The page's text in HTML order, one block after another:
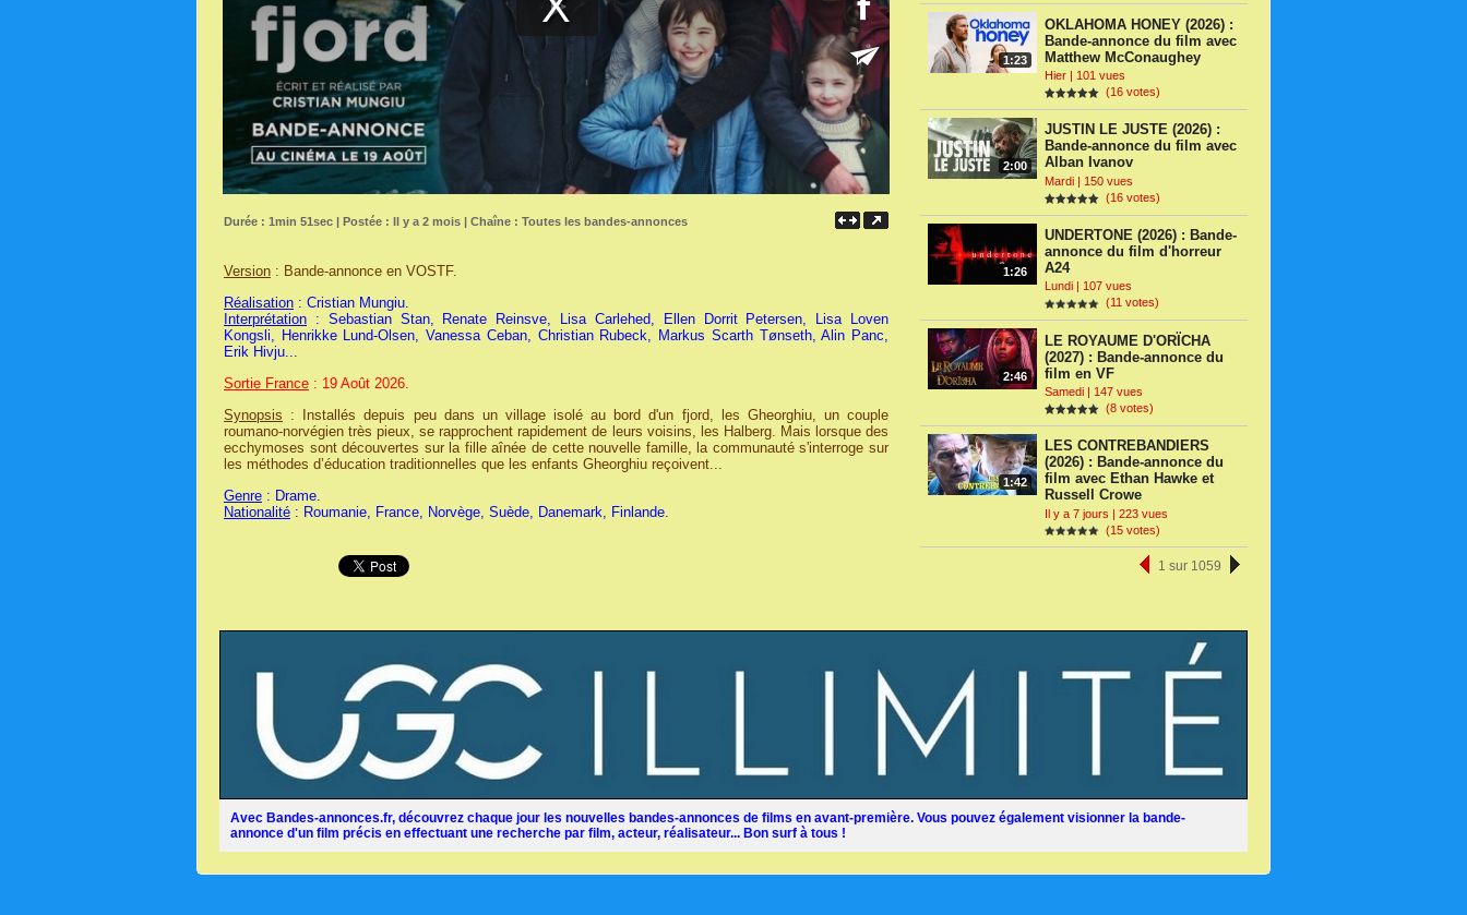
1:23
OKLAHOMA HONEY (2026) :
Bande-annonce du film avec
Matthew McConaughey
Hier | 101 vues
(16 votes)
2:00
JUSTIN LE JUSTE (2026) :
Bande-annonce du film avec
Alban Ivanov
Mardi | 150 vues
(16 votes)
1:26
UNDERTONE (2026) : Bande-
annonce du film d'horreur
A24
Lundi | 107 vues
(11 votes)
2:46
LE ROYAUME D'ORÏCHA
(2027) : Bande-annonce du
film en VF
Samedi | 147 vues
(8 votes)
1:42
LES CONTREBANDIERS
(2026) : Bande-annonce du
film avec Ethan Hawke et
Russell Crowe
Il y a 7 jours | 223 vues
(15 votes)
1 sur 1059
Durée : 1min 51sec | Postée : Il y a 2 mois | Chaîne : Toutes les bandes-annonces
Version : Bande-annonce en VOSTF.
Réalisation : Cristian Mungiu.
Interprétation : Sebastian Stan, Renate Reinsve, Lisa Carlehed, Ellen Dorrit Petersen, Lisa Loven
Kongsli, Henrikke Lund-Olsen, Vanessa Ceban, Christian Rubeck, Markus Scarth Tønseth, Alin Panc,
Erik Hivju...
Sortie France : 19 Août 2026.
Synopsis : Installés depuis peu dans un village isolé au bord d'un fjord, les Gheorghiu, un couple
roumano-norvégien très pieux, se rapprochent rapidement de leurs voisins, les Halberg. Mais lorsque des
ecchymoses sont découvertes sur la fille aînée de cette nouvelle famille, la communauté s'interroge sur
les méthodes d’éducation traditionnelles que les enfants Gheorghiu reçoivent...
Genre : Drame.
Nationalité : Roumanie, France, Norvège, Suède, Danemark, Finlande.
Avec Bandes-annonces.fr, découvrez chaque jour les nouvelles bandes-annonces de films en avant-première. Vous pouvez également visionner la bande-
annonce d'un film précis en effectuant une recherche par film, acteur, réalisateur... Bon surf à tous !